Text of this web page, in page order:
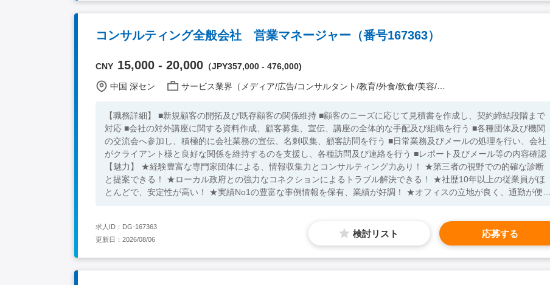
コンサルティング全般会社 営業マネージャー（番号167363）
CNY 15,000 - 20,000 （JPY357,000 - 476,000)
中国 深セン サービス業界（メディア/広告/コンサルタント/教育/外食/飲食/美容/娯楽/士業 他）
【職務詳細】 ■新規顧客の開拓及び既存顧客の関係維持 ■顧客のニーズに応じて見積書を作成し、契約締結段階まで
対応 ■会社の対外講座に関する資料作成、顧客募集、宣伝、講座の全体的な手配及び組織を行う ■各種団体及び機関
の交流会へ参加し、積極的に会社業務の宣伝、名刺収集、顧客訪問を行う ■日常業務及びメールの処理を行い、会社
がクライアント様と良好な関係を維持するのを支援し、各種訪問及び連絡を行う ■レポート及びメール等の内容確認
【魅力】 ★経験豊富な専門家団体による、情報収集力とコンサルティング力あり！ ★第三者の視野での的確な診断
と提案できる！ ★ローカル政府との強力なコネクションによるトラブル解決できる！ ★社歴10年以上の従業員がほ
とんどで、安定性が高い！ ★実績No1の豊富な事例情報を保有、業績が好調！ ★オフィスの立地が良く、通勤が便
就職支援 無料斡旋サービス 営業コンサルティング
検討リスト 応募する
求人ID：DG-167363
更新日：2026/08/06